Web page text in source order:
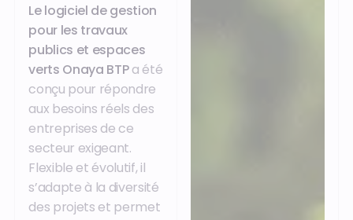
Le logiciel de gestion
pour les travaux
publics et espaces
verts Onaya BTPa été
conçu pour répondre
aux besoins réels des
entreprises de ce
secteur exigeant.
Flexible et évolutif, il
s’adapte à la diversité
des projets et permet